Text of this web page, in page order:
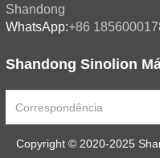
Shandong
WhatsApp:+86
Shandong Sinolion
Copyright © 2020-2025